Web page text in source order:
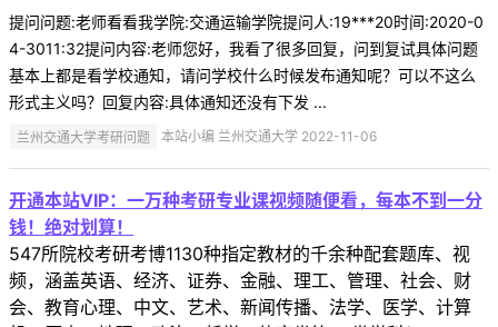
提问问题:老师看看我学院:交通运输学院提问人:19***20时间:2020-0
4-3011:32提问内容:老师您好，我看了很多回复，问到复试具体问题
基本上都是看学校通知，请问学校什么时候发布通知呢？可以不这么
形式主义吗？回复内容:具体通知还没有下发 ...
兰州交通大学考研问题 本站小编 兰州交通大学 2022-11-06
开通本站VIP：一万种考研专业课视频随便看，每本不到一分
钱！绝对划算！
547所院校考研考博1130种指定教材的千余种配套题库、视
频，涵盖英语、经济、证券、金融、理工、管理、社会、财
会、教育心理、中文、艺术、新闻传播、法学、医学、计算